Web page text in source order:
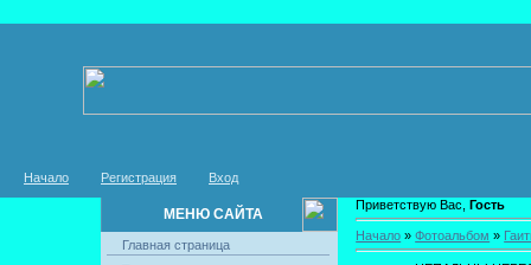
Начало Регистрация Вход
МЕНЮ САЙТА
Главная страница
Приветствую Вас,Гость
Начало »Фотоальбом »